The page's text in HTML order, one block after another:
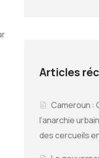
Articles
Cameroun :
l’anarchie
des cercueils